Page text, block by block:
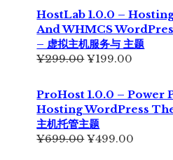
为：
¥355.00。
价
格
为：
HostLab 1.0.0 –
And WHMCS
– 虚拟主机服务与 主题
¥299.00原
为：
¥299.00。
¥199.00
价
格
为：
ProHost 1.0.0 – Power
Hosting WordPress
主机托管主题
¥699.00原
¥499.00